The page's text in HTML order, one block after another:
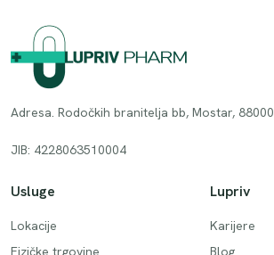
Adresa. Rodočkih branitelja bb, Mostar, 88000
JIB: 4228063510004
Usluge
Lokacije
Fizičke trgovine
Lupriv
Karijere
Blog